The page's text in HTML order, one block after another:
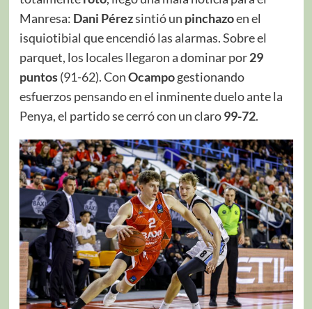
Manresa: Dani Pérezsintió un pinchazoen el
isquiotibial que encendió las alarmas. Sobre el
parquet, los locales llegaron a dominar por29
puntos(91-62). ConOcampogestionando
esfuerzos pensando en el inminente duelo ante la
Penya, el partido se cerró con un claro99-72.